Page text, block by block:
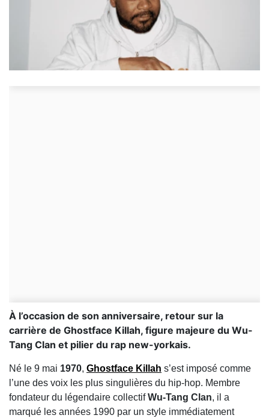
À l’occasion de son anniversaire, retour sur la
carrière de Ghostface Killah, figure majeure du Wu-
Tang Clan et pilier du rap new-yorkais.
Né le 9 mai 1970, Ghostface Killah s’est imposé comme
l’une des voix les plus singulières du hip-hop. Membre
fondateur du légendaire collectif Wu-Tang Clan, il a
marqué les années 1990 par un style immédiatement